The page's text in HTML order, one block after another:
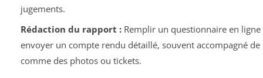
jugements.
Rédaction du rapport :Remplir un questionnaire en ligne
envoyer un compte rendu détaillé, souvent accompagné de
comme des photos ou tickets.